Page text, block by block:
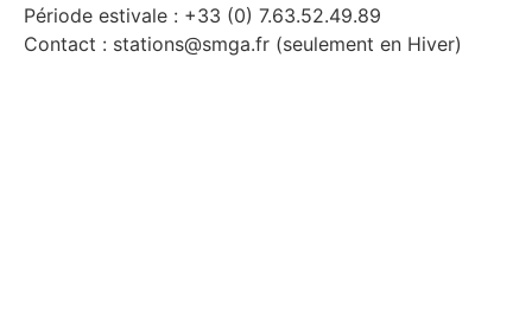
Période estivale : +33 (0) 7.63.52.49.89
Contact : stations@smga.fr (seulement en Hiver)